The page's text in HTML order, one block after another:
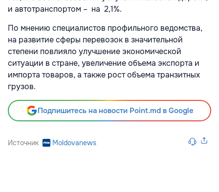
и автотранспортом – на 2,1%.
По мнению специалистов профильного ведомства,
на развитие сферы перевозок в значительной
степени повлияло улучшение экономической
ситуации в стране, увеличение объема экспорта и
импорта товаров, а также рост объема транзитных
грузов.
Подпишитесь на новости Point.md в Google
Источник Moldovanews